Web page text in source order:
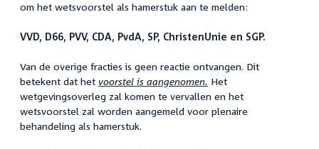
om het wetsvoorstel als hamerstuk aan te melden:
VVD, D66, PVV, CDA, PvdA, SP, ChristenUnie en SGP.
Van de overige fracties is geen reactie ontvangen. Dit
betekent dat het voorstel is aangenomen. Het
wetgevingsoverleg zal komen te vervallen en het
wetsvoorstel zal worden aangemeld voor plenaire
behandeling als hamerstuk.